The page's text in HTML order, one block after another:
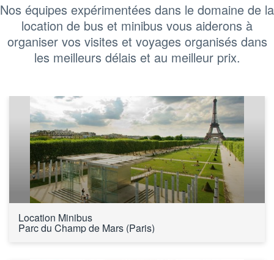
Nos équipes expérimentées dans le domaine de la
location de bus et minibus vous aiderons à
organiser vos visites et voyages organisés dans
les meilleurs délais et au meilleur prix.
Location Minibus
Parc du Champ de Mars (Paris)